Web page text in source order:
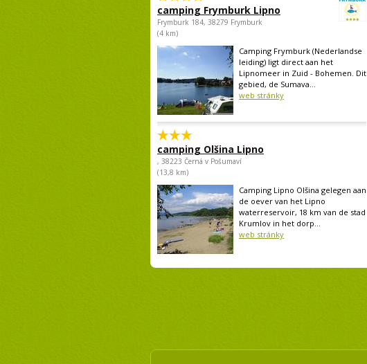
camping Frymburk Lipno
Frymburk 184, 38279 Frymburk
(4 km)
Camping Frymburk (Nederlandse
leiding) ligt direct aan het
Lipnomeer in Zuid - Bohemen. Dit
gebied, de Sumava...
web stránky
camping Olšina Lipno
, 38223 Černá v Pošumaví
(13,8 km)
Camping Lipno Olšina gelegen aan
de oever van het Lipno
waterreservoir, 18 km van de stad
Krumlov in het dorp...
web stránky